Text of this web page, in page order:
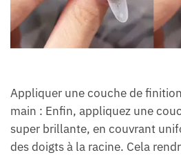
Appliquer une couche de
main : Enfin, appliquez une
super brillante, en couvrant
des doigts à la racine. Cela